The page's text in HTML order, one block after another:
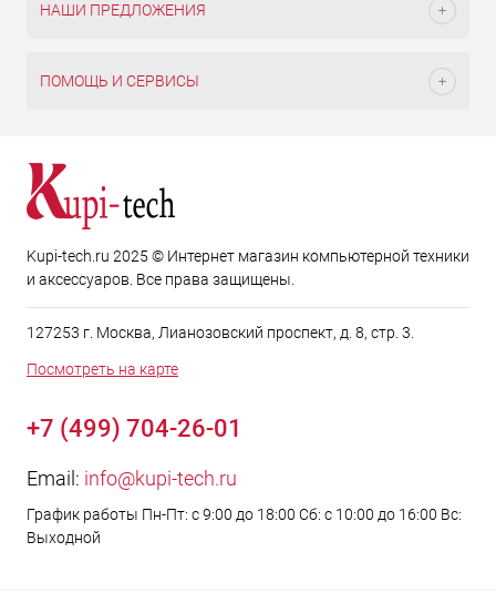
НАШИ ПРЕДЛОЖЕНИЯ
ПОМОЩЬ И СЕРВИСЫ
Kupi-tech.ru 2025 © Интернет магазин компьютерной техники
и аксессуаров. Все права защищены.
127253 г. Москва, Лианозовский проспект, д. 8, стр. 3.
Посмотреть на карте
+7 (499) 704-26-01
Email: info@kupi-tech.ru
График работы Пн-Пт: с 9:00 до 18:00 Сб: с 10:00 до 16:00 Вс:
Выходной